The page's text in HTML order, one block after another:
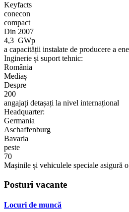
Keyfacts
conecon
compact
Din 2007
4,3 GWp
a capacității instalate de producere a
Inginerie și suport tehnic:
România
Mediaș
Despre
200
angajați detașați la nivel internațional
Headquarter:
Germania
Aschaffenburg
Bavaria
peste
70
Mașinile și vehiculele speciale asigură
Posturi vacante
Locuri de muncă